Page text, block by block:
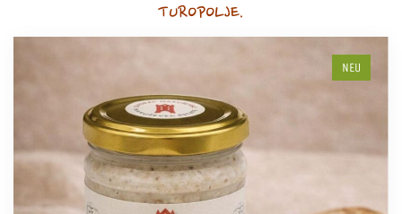
TUROPOLJE.
NEU